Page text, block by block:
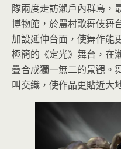
隊兩度走訪瀨戶內群島，
博物館，於農村歌舞伎舞
加設延伸台面，使舞作能
極簡的《定光》舞台，在
疊合成獨一無二的景觀。
叫交織，使作品更貼近大